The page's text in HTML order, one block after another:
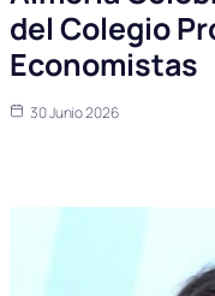
del Colegio
Economistas
30 Junio 2026